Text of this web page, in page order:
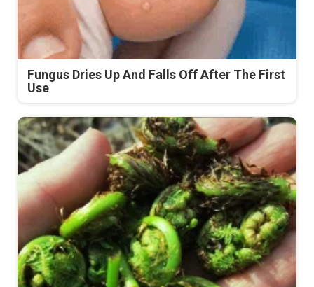
Fungus Dries Up And Falls Off After The First
Use